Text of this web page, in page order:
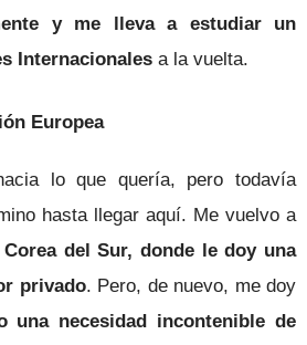
y me lleva a estudiar un
Internacionales a la vuelta.
Europea
lo que quería, pero todavía
hasta llegar aquí. Me vuelvo a
Corea del Sur, donde le doy una
privado. Pero, de nuevo, me doy
una necesidad incontenible de